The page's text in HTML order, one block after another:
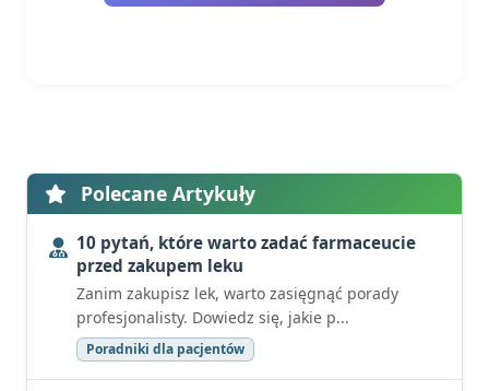
Polecane Artykuły
10 pytań, które warto zadać farmaceucie
przed zakupem leku
Zanim zakupisz lek, warto zasięgnąć porady
profesjonalisty. Dowiedz się, jakie p...
Poradniki dla pacjentów